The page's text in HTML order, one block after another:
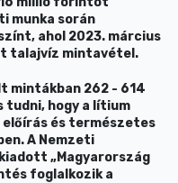
munka során
ahol 2023. március
talajvíz mintavétel.
mintákban 262 - 614
hogy a lítium
és természetes
A Nemzeti
„Magyarország
foglalkozik a